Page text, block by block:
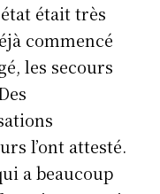
était très
commencé
les secours
l’ont attesté.
a beaucoup